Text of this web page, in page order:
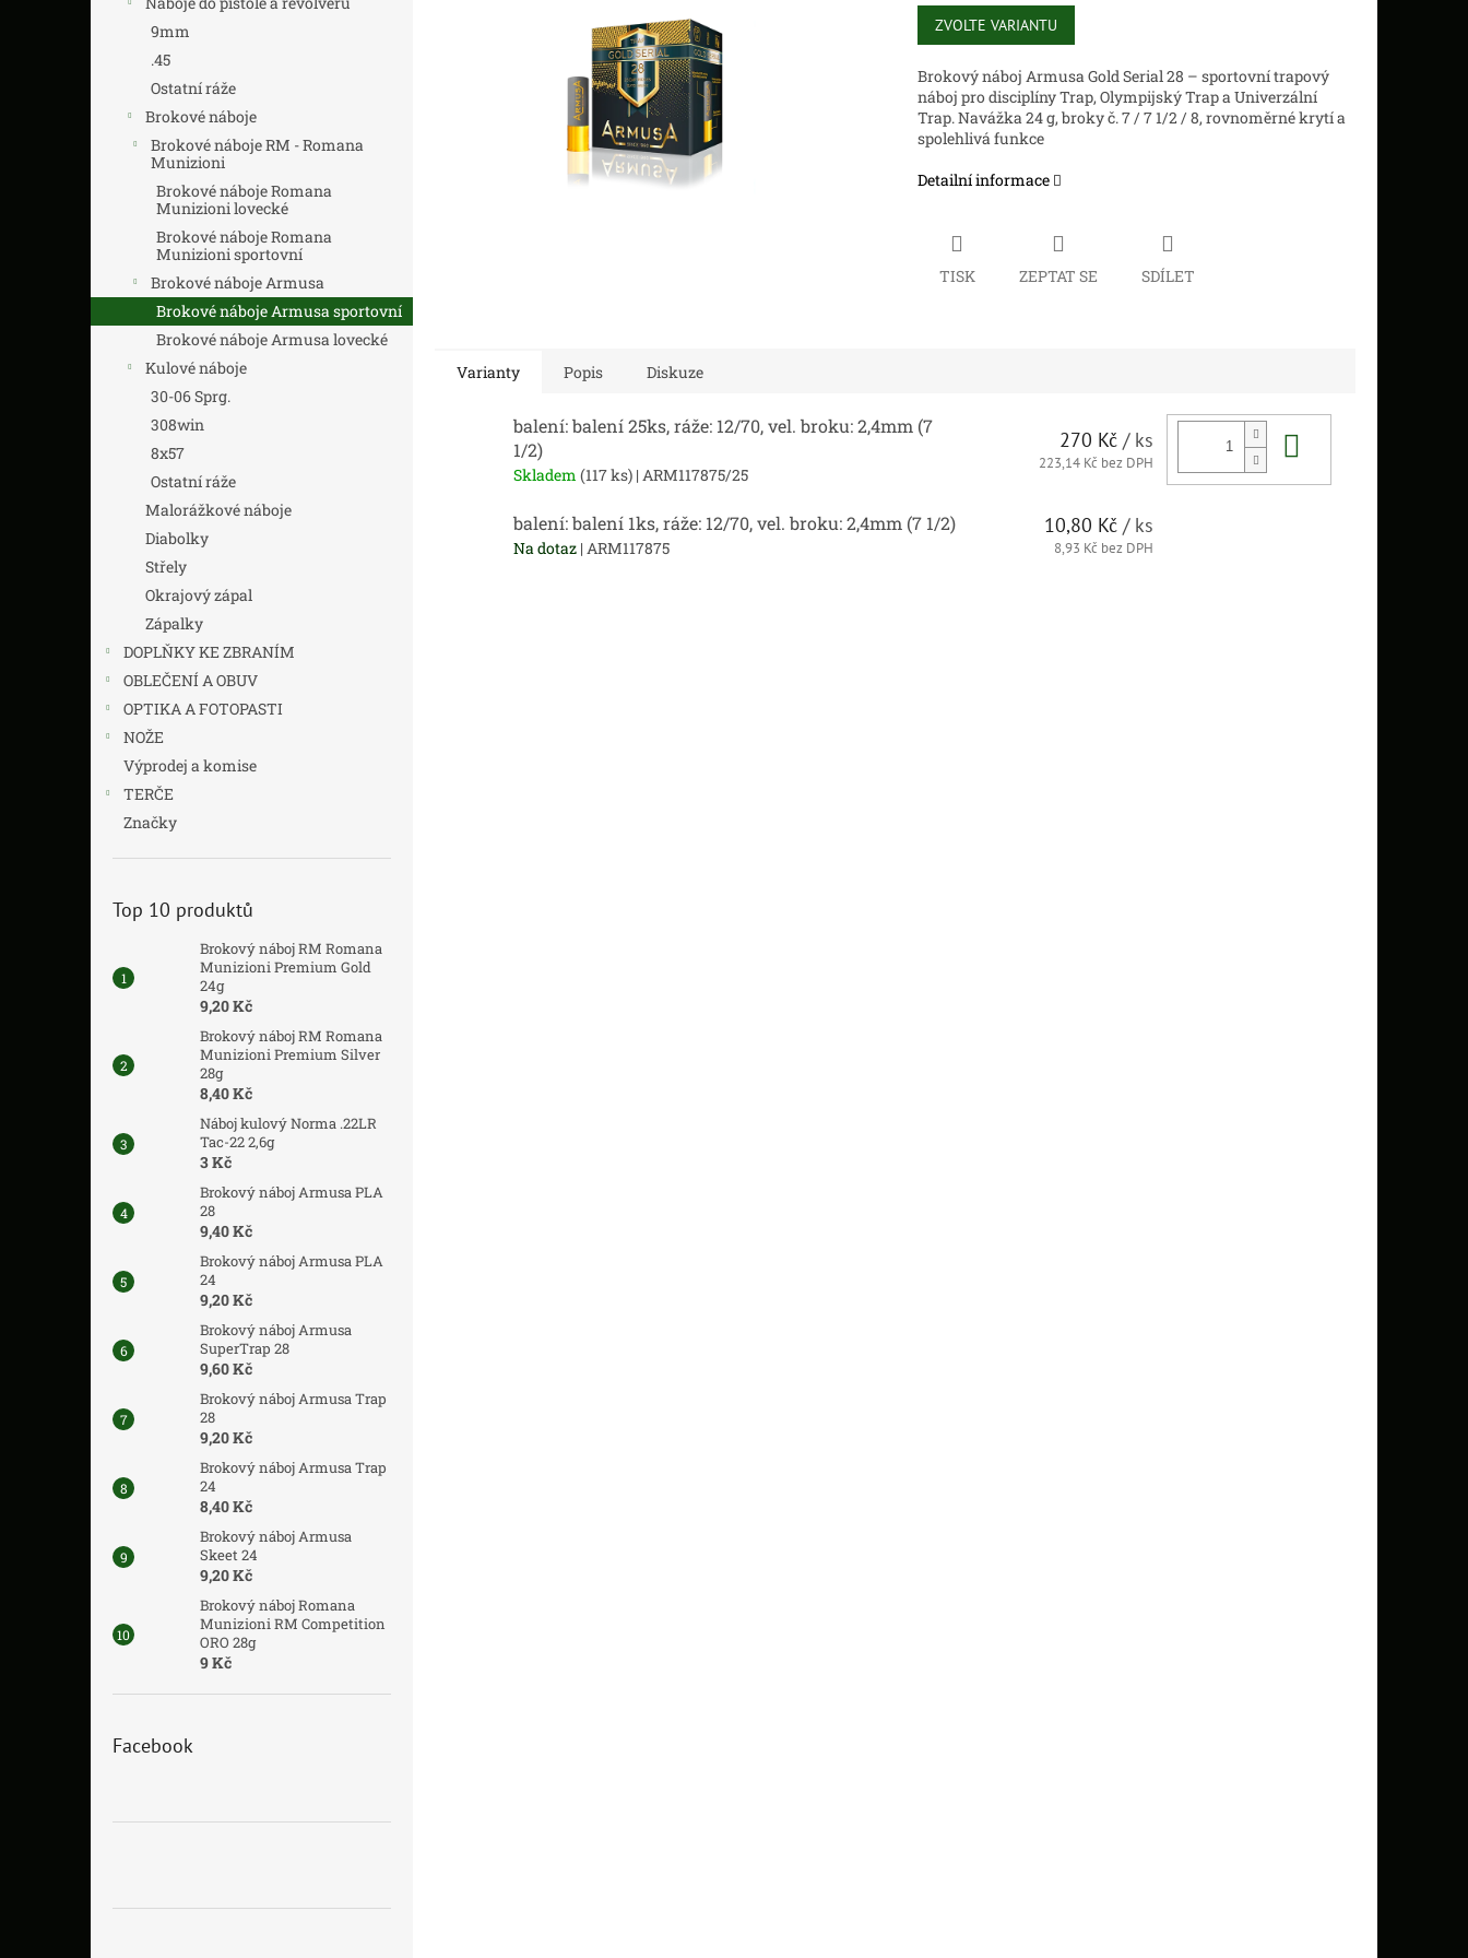
9mm
.45
Ostatní ráže
Brokové náboje
Brokové náboje RM - Romana
Munizioni
Brokové náboje Romana
Munizioni lovecké
Brokové náboje Romana
Munizioni sportovní
Brokové náboje Armusa
Brokové náboje Armusa sportovní
Brokové náboje Armusa lovecké
Kulové náboje
30-06 Sprg.
308win
8x57
Ostatní ráže
Malorážkové náboje
Diabolky
Střely
Okrajový zápal
Zápalky
DOPLŇKY KE ZBRANÍM
OBLEČENÍ A OBUV
OPTIKA A FOTOPASTI
NOŽE
Výprodej a komise
TERČE
Značky
Top 10 produktů
Brokový náboj RM Romana
Munizioni Premium Gold
24g
9,20 Kč
Brokový náboj RM Romana
Munizioni Premium Silver
28g
8,40 Kč
Náboj kulový Norma .22LR
Tac-22 2,6g
3 Kč
Brokový náboj Armusa PLA
28
9,40 Kč
Brokový náboj Armusa PLA
24
9,20 Kč
Brokový náboj Armusa
SuperTrap 28
9,60 Kč
Brokový náboj Armusa Trap
28
9,20 Kč
Brokový náboj Armusa Trap
24
8,40 Kč
Brokový náboj Armusa
Skeet 24
9,20 Kč
Brokový náboj Romana
Munizioni RM Competition
ORO 28g
9 Kč
Facebook
Měrná
cena:
ZVOLTE VARIANTU
Brokový náboj Armusa Gold Serial 28 – sportovní trapový
náboj pro disciplíny Trap, Olympijský Trap a Univerzální
Trap. Navážka 24 g, broky č. 7 / 7 1/2 / 8, rovnoměrné krytí a
spolehlivá funkce
Detailní informace
TISK ZEPTAT SE SDÍLET
Varianty Popis Diskuze
balení: balení 25ks, ráže: 12/70, vel. broku: 2,4mm (7
1/2)
Skladem (117 ks) | ARM117875/25
270 Kč / ks
223,14 Kč bez DPH
balení: balení 1ks, ráže: 12/70, vel. broku: 2,4mm (7 1/2)
Na dotaz | ARM117875
10,80 Kč / ks
8,93 Kč bez DPH